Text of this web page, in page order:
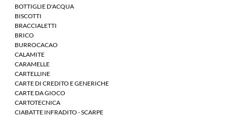
BOTTIGLIE D'ACQUA
BISCOTTI
BRACCIALETTI
BRICO
BURROCACAO
CALAMITE
CARAMELLE
CARTELLINE
CARTE DI CREDITO E GENERICHE
CARTE DA GIOCO
CARTOTECNICA
CIABATTE INFRADITO - SCARPE